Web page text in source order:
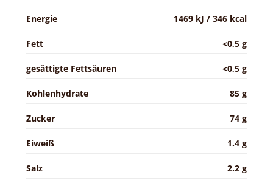
Energie 1469 kJ / 346 kcal
Fett <0,5 g
gesättigte Fettsäuren <0,5 g
Kohlenhydrate 85 g
Zucker 74 g
Eiweiß 1.4 g
Salz 2.2 g